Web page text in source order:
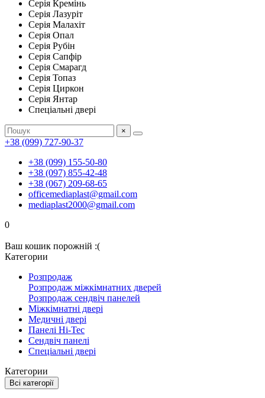
Серія Кремінь
Серія Лазуріт
Серія Малахіт
Серія Опал
Серія Рубін
Серія Сапфір
Серія Смарагд
Серія Топаз
Серія Циркон
Серія Янтар
Спеціальні двері
×
+38 (099) 727-90-37
+38 (099) 155-50-80
+38 (097) 855-42-48
+38 (067) 209-68-65
officemediaplast@gmail.com
mediaplast2000@gmail.com
0
Ваш кошик порожній :(
Категории
Розпродаж
Розпродаж міжкімнатних дверей
Розпродаж сендвіч панелей
Міжкімнатні двері
Медичні двері
Панелі Hi-Tec
Сендвіч панелі
Спеціальні двері
Категории
Всі категорії